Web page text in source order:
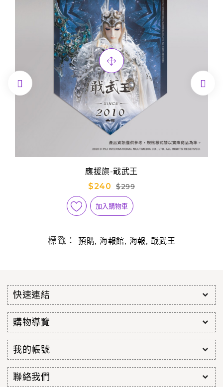
應援旗-戢武王
$240
$299
加入購物車
 
標籤： 預購, 海報館, 海報, 戢武王
快速連結
購物導覽
我的帳號
聯絡我們